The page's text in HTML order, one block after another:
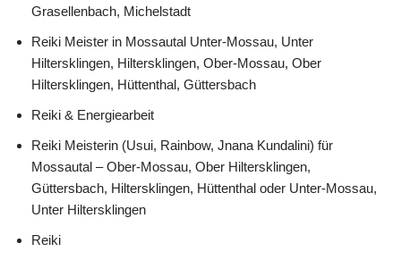
Grasellenbach, Michelstadt
Reiki Meister in Mossautal Unter-Mossau, Unter
Hiltersklingen, Hiltersklingen, Ober-Mossau, Ober
Hiltersklingen, Hüttenthal, Güttersbach
Reiki & Energiearbeit
Reiki Meisterin (Usui, Rainbow, Jnana Kundalini) für
Mossautal – Ober-Mossau, Ober Hiltersklingen,
Güttersbach, Hiltersklingen, Hüttenthal oder Unter-Mossau,
Unter Hiltersklingen
Reiki